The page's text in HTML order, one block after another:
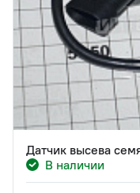
Датчик высева
В наличии